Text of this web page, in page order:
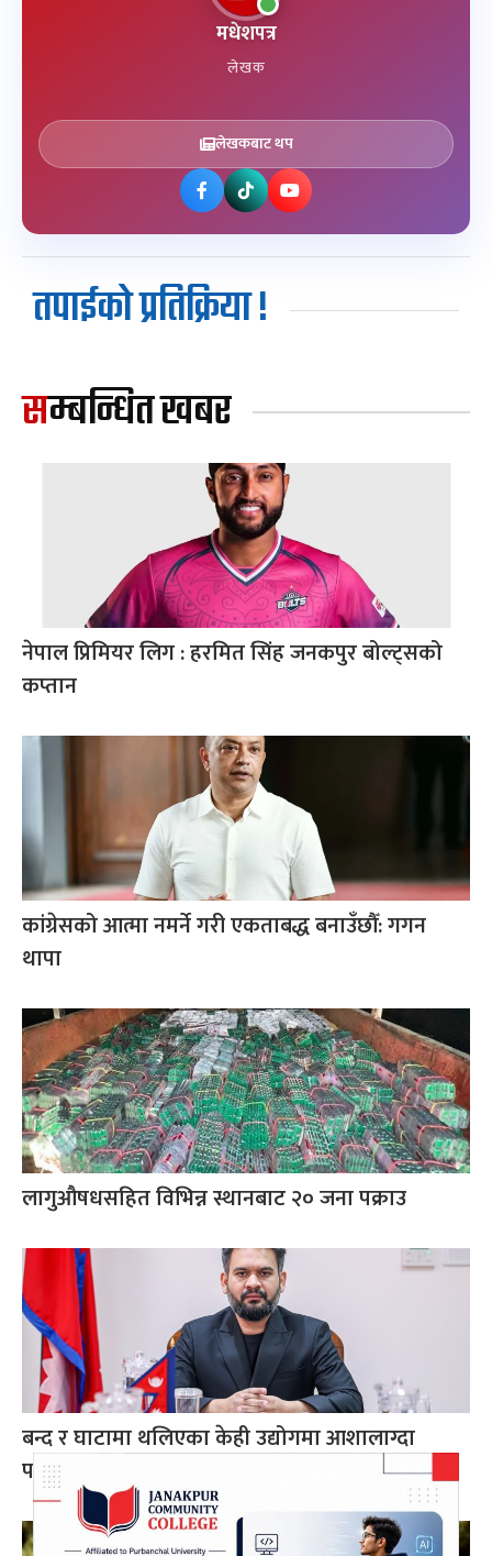
मधेशपत्र
लेखक
लेखकबाट थप
तपाईको प्रतिक्रिया !
सम्बन्धित खबर
नेपाल प्रिमियर लिग : हरमित सिंह जनकपुर बोल्ट्सको
कप्तान
कांग्रेसको आत्मा नमर्ने गरी एकताबद्ध बनाउँछौँ: गगन
थापा
लागुऔषधसहित विभिन्न स्थानबाट २० जना पक्राउ
बन्द र घाटामा थलिएका केही उद्योगमा आशालाग्दा
परिणाम देखिन थाले : प्रधानमन्त्री शाह